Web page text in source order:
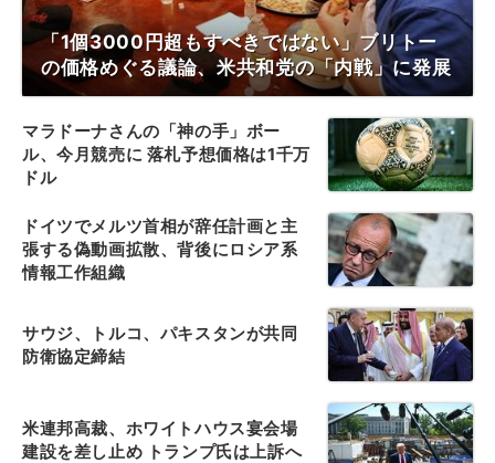
「1個3000円超もすべきではない」ブリトー
の価格めぐる議論、米共和党の「内戦」に発展
マラドーナさんの「神の手」ボー
ル、今月競売に 落札予想価格は1千万
ドル
ドイツでメルツ首相が辞任計画と主
張する偽動画拡散、背後にロシア系
情報工作組織
サウジ、トルコ、パキスタンが共同
防衛協定締結
米連邦高裁、ホワイトハウス宴会場
建設を差し止め トランプ氏は上訴へ